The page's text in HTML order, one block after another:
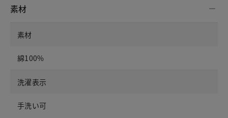
素材
素材
綿100%
洗濯表示
手洗い可